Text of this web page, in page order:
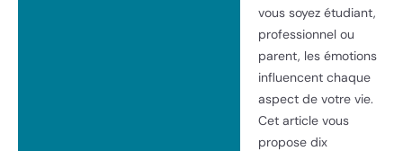
vous soyez étudiant,
professionnel ou
parent, les émotions
influencent chaque
aspect de votre vie.
Cet article vous
propose dix